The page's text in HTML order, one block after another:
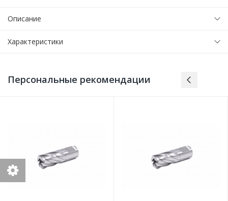
Описание
Характеристики
Персональные рекомендации